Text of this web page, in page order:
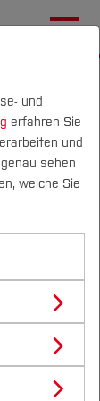
Quicklinks
und
erfahren Sie
und
sehen
welche Sie